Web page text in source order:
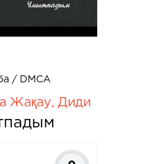
/ DMCA
Жақау, Диди